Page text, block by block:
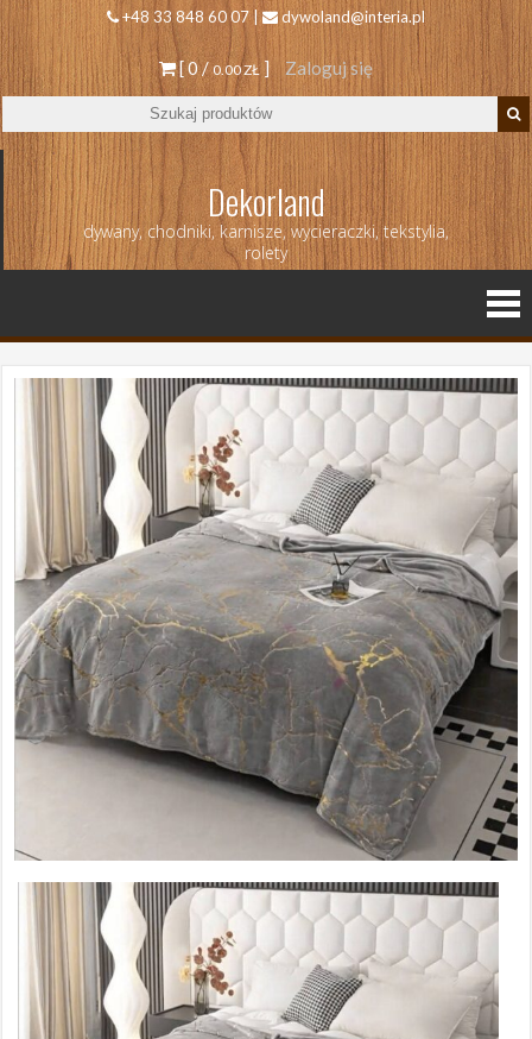
+48 33 848 60 07 | dywoland@interia.pl
[ 0 /0.00 ZŁ ] Zaloguj się
Dekorland
dywany, chodniki, karnisze, wycieraczki, tekstylia,
rolety